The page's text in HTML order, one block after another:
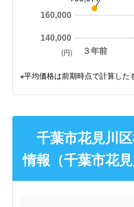
３年前
140,000
160,000
(円)
※平均価格は前期時点で計算した
千葉市花見川
情報（千葉市花